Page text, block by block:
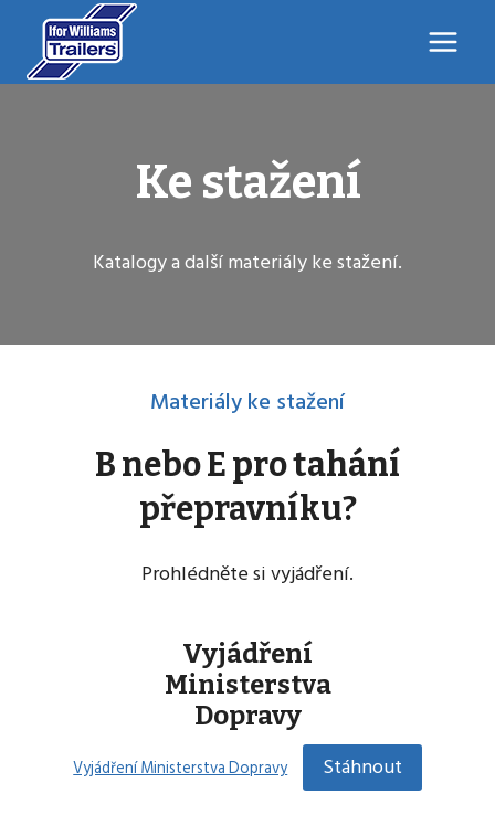
Přeskočit
obsah
Ke stažení
Katalogy a další materiály ke stažení.
Materiály ke stažení
B nebo E pro tahání
přepravníku?
Prohlédněte si vyjádření.
Vyjádření
Ministerstva
Dopravy
Vyjádření Ministerstva Dopravy Stáhnout